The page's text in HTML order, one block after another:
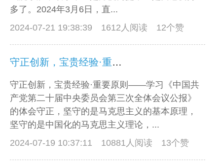
多了。2024年3月6日，直...
2024-07-21 19:38:39
1612人阅读 12个赞
守正创新，宝贵经验·重要原则
守正创新，宝贵经验·重要原则——学习《中国共
产党第二十届中央委员会第三次全体会议公报》
的体会守正，坚守的是马克思主义的基本原理，
坚守的是中国化的马克思主义理论，...
2024-07-19 10:37:11
10881人阅读 13个赞